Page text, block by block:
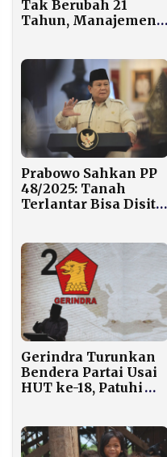
Tak Berubah 21
Tahun, Manajemen
Tengah Tekanan
Biaya BBM
Prabowo Sahkan PP
48/2025: Tanah
Terlantar Bisa Disita
Gerindra Turunkan
Bendera Partai Usai
HUT ke-18, Patuhi